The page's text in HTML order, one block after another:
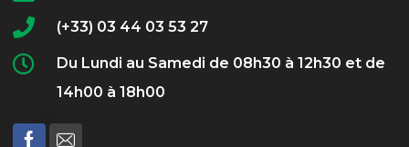
(+33) 03 44 03 53 27
Du Lundi au Samedi de 08h30 à 12h30 et de
14h00 à 18h00